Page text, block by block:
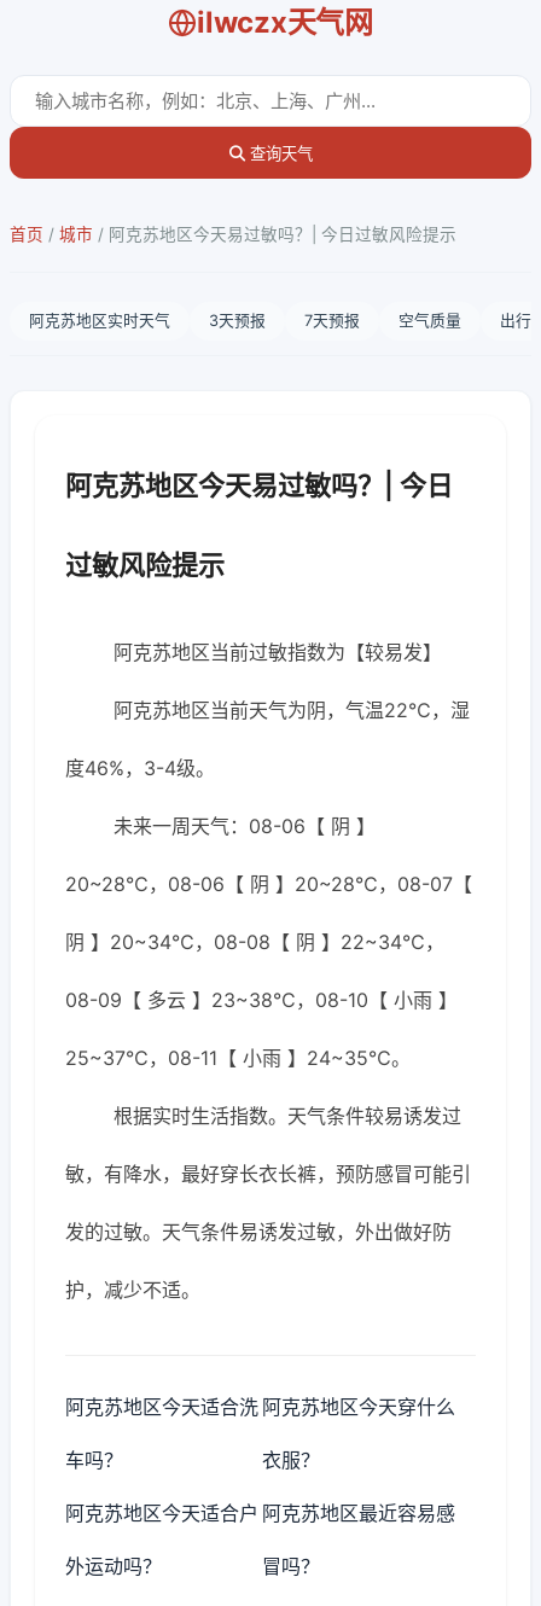
ilwczx天气网
查询天气
首页 / 城市 / 阿克苏地区今天易过敏吗？| 今日过敏风险提示
阿克苏地区实时天气 3天预报 7天预报 空气质量 出行
阿克苏地区今天易过敏吗？| 今日
过敏风险提示
阿克苏地区当前过敏指数为【较易发】
阿克苏地区当前天气为阴，气温22℃，湿
度46%，3-4级。
未来一周天气：08-06【 阴 】
20~28℃，08-06【 阴 】20~28℃，08-07【
阴 】20~34℃，08-08【 阴 】22~34℃，
08-09【 多云 】23~38℃，08-10【 小雨 】
25~37℃，08-11【 小雨 】24~35℃。
根据实时生活指数。天气条件较易诱发过
敏，有降水，最好穿长衣长裤，预防感冒可能引
发的过敏。天气条件易诱发过敏，外出做好防
护，减少不适。
阿克苏地区今天适合洗
车吗？
阿克苏地区今天穿什么
衣服？
阿克苏地区今天适合户
外运动吗？
阿克苏地区最近容易感
冒吗？